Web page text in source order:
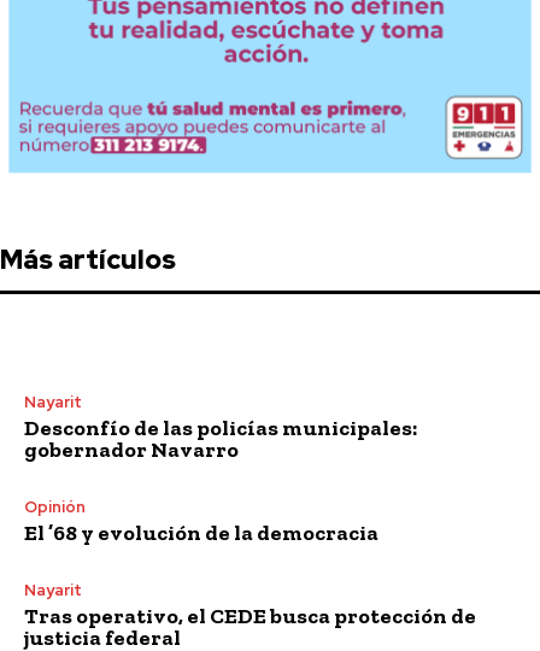
Más artículos
Nayarit
Desconfío de las policías municipales:
gobernador Navarro
Opinión
El ’68 y evolución de la democracia
Nayarit
Tras operativo, el CEDE busca protección de
justicia federal